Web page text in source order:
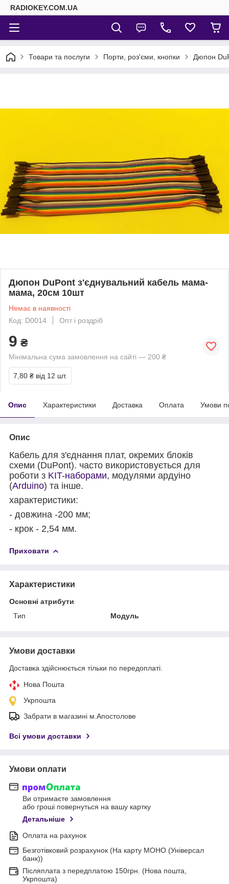
RADIOKEY.COM.UA
Товари та послуги Порти, роз'єми, кнопки Дюпон
Дюпон DuPont з'єднувальний кабель мама-
мама, 20см 10шт
Немає в наявності
Код: D0014
Опт і роздріб
9 ₴
Мінімальна сума замовлення на сайті — 200 ₴
7,80 ₴ від 12 шт.
Опис Характеристики Доставка Оплата Умови
Опис
Кабель для з'єднання плат, окремих блоків
схеми (DuPont). часто використовується для
роботи з KIT-наборами, модулями ардуіно
(Arduino) та інше.
характеристики:
- довжина -200 мм;
- крок - 2,54 мм.
Приховати
Характеристики
Основні атрибути
Тип
Модуль
Умови доставки
Доставка здійснюється тільки по передоплаті.
Нова Пошта
Укрпошта
Забрати в магазині м.Апостолове
Всі умови доставки
Умови оплати
Ви отримаєте замовлення
або гроші повернуться на вашу картку
Детальніше
Оплата на рахунок
Безготівковий розрахунок (На карту МОНО (Універсал
банк))
Післяплата з передплатою 150грн. (Нова пошта,
Укрпошта)